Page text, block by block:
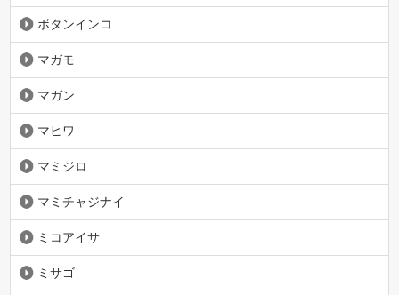
ボタンインコ
マガモ
マガン
マヒワ
マミジロ
マミチャジナイ
ミコアイサ
ミサゴ